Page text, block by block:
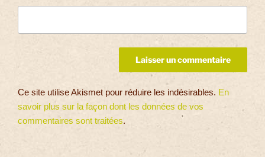
Ce site utilise Akismet pour réduire les indésirables. En
savoir plus sur la façon dont les données de vos
commentaires sont traitées.